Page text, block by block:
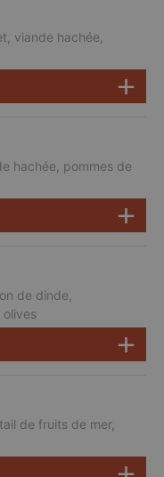
viande hachée,
hachée, pommes de
de dinde,
olives
de fruits de mer,